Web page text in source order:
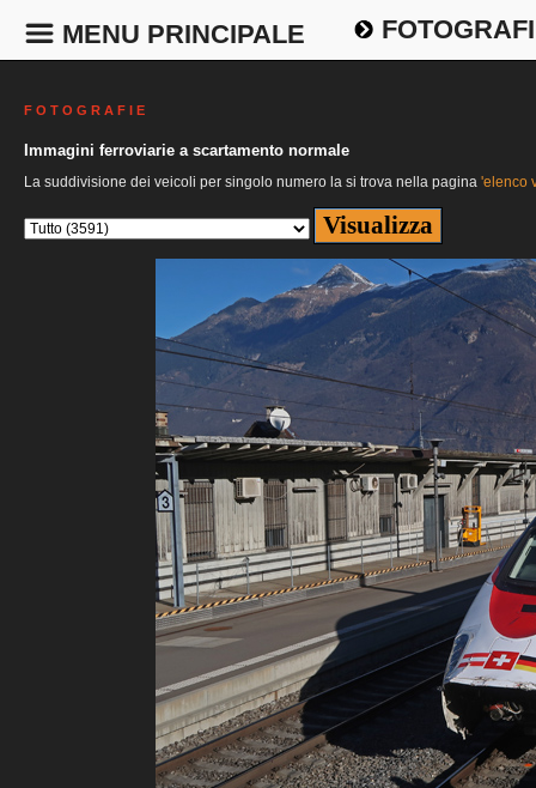
MENU PRINCIPALE
F O T O G R A F I E
Immagini ferroviarie a scartamento normale
La suddivisione dei veicoli per singolo numero la si trova nella pagina 'elenco